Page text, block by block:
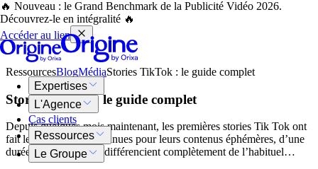
🔥 Nouveau : le Grand Benchmark de la Publicité Vidéo 2026.
Découvrez-le en intégralité 🔥
Accéder au lien
Expertises
L'Agence
Cas clients
Ressources
Le Groupe
RessourcesBlogMédiaStories TikTok : le guide complet
Stories TikTok : le guide complet
Depuis quelques mois maintenant, les premières stories Tik Tok ont
fait leur apparition. Connues pour leurs contenus éphémères, d’une
durée de 24h, elles se différencient complètement de l’habituel…